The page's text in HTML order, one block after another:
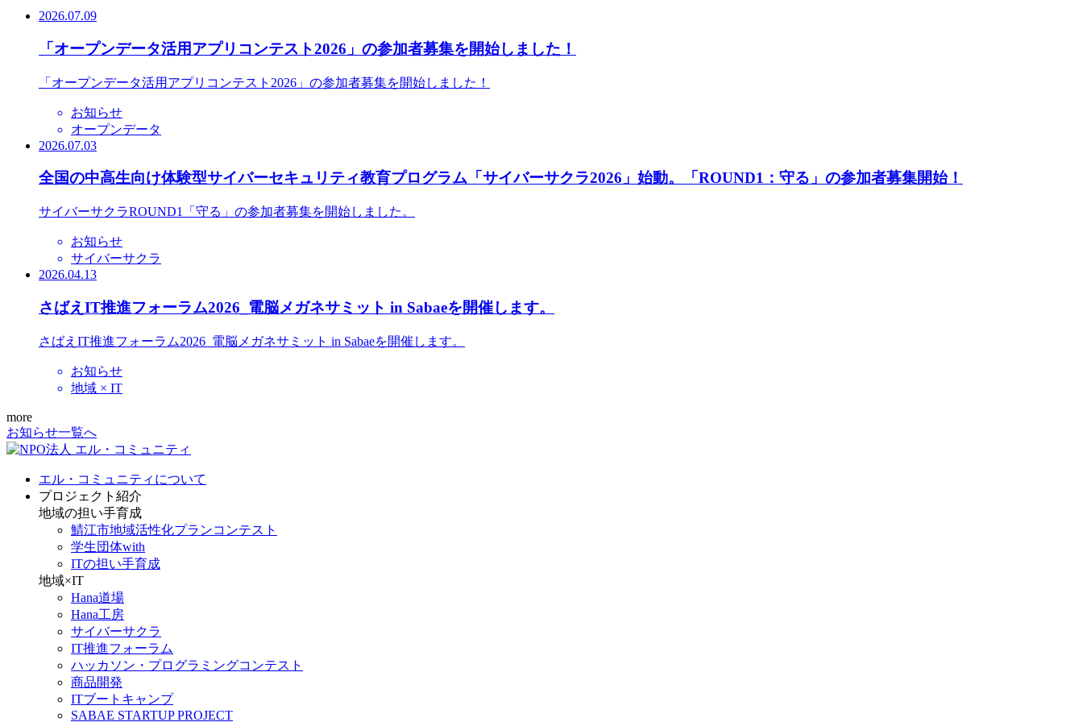
2026.07.09
「オープンデータ活用アプリコンテスト2026」の参加者募集を開始しました！
「オープンデータ活用アプリコンテスト2026」の参加者募集を開始しました！
お知らせ
オープンデータ
2026.07.03
全国の中高生向け体験型サイバーセキュリティ教育プログラム「サイバーサクラ2026」始動。「ROUND1：守る」の参加者募集開始！
サイバーサクラROUND1「守る」の参加者募集を開始しました。
お知らせ
サイバーサクラ
2026.04.13
さばえIT推進フォーラム2026_電脳メガネサミット in Sabaeを開催します。
さばえIT推進フォーラム2026_電脳メガネサミット in Sabaeを開催します。
お知らせ
地域 × IT
more
お知らせ一覧へ
エル・コミュニティについて
プロジェクト紹介
地域の担い手育成
鯖江市地域活性化プランコンテスト
学生団体with
ITの担い手育成
地域×IT
Hana道場
Hana工房
サイバーサクラ
IT推進フォーラム
ハッカソン・プログラミングコンテスト
商品開発
ITブートキャンプ
SABAE STARTUP PROJECT